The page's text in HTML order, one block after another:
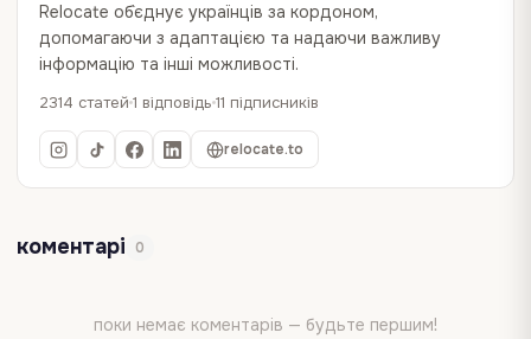
Relocate об`єднує українців за кордоном,
допомагаючи з адаптацією та надаючи важливу
інформацію та інші можливості.
2314 статей 1 відповідь 11 підписників
relocate.to
коментарі 0
поки немає коментарів — будьте першим!